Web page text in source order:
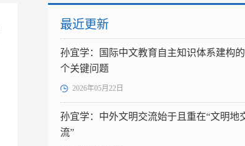
最近更新
孙宜学：国际中文教育自主知识体系建构
个关键问题
2026年05月22日
孙宜学：中外文明交流始于且重在“文明地
流”